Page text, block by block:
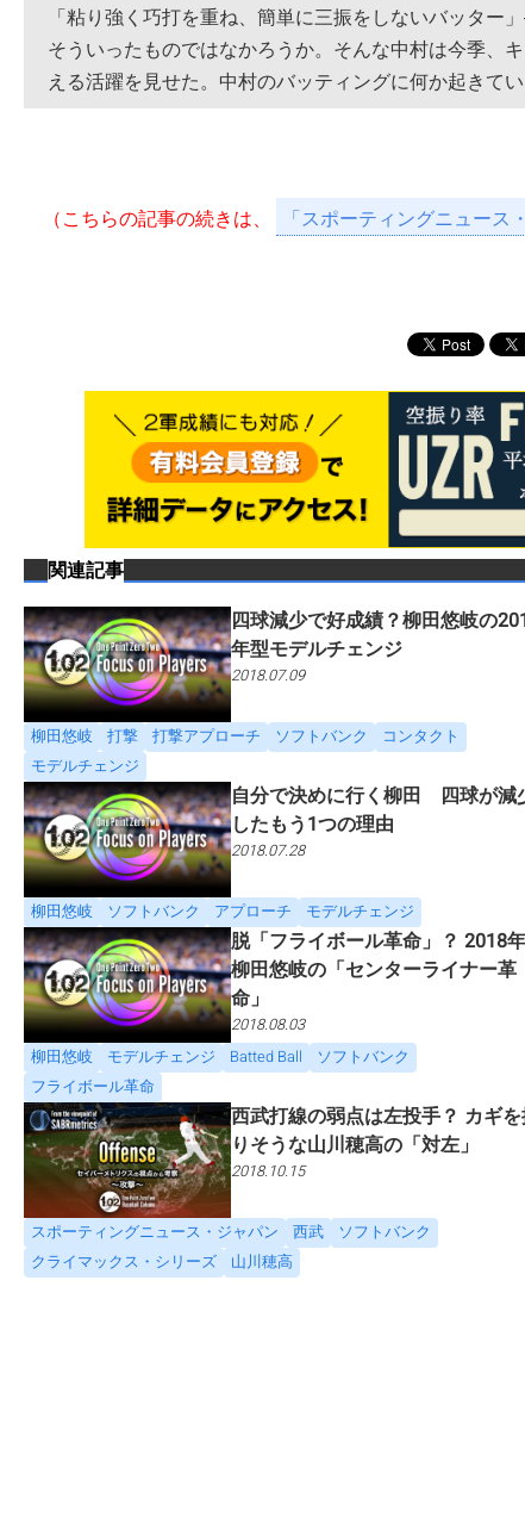
「粘り強く巧打を重ね、簡単に三振をしないバッタ
そういったものではなかろうか。そんな中村は今季、
える活躍を見せた。中村のバッティングに何か起きて
（こちらの記事の続きは、 「スポーティングニュース
関連記事
四球減少で好成績？柳田悠岐の
年型モデルチェンジ
2018.07.09
柳田悠岐 打撃 打撃アプローチ ソフトバンク
コンタクト
モデルチェンジ
自分で決めに行く柳田 四球が減
したもう1つの理由
2018.07.28
柳田悠岐 ソフトバンク アプローチ モデルチェンジ
脱「フライボール革命」？ 2018年
柳田悠岐の「センターライナー革
命」
2018.08.03
柳田悠岐
モデルチェンジ Batted Ball
ソフトバンク
フライボール革命
西武打線の弱点は左投手？ カギ
りそうな山川穂高の「対左」
2018.10.15
スポーティングニュース・ジャパン 西武
ソフトバンク
クライマックス・シリーズ
山川穂高